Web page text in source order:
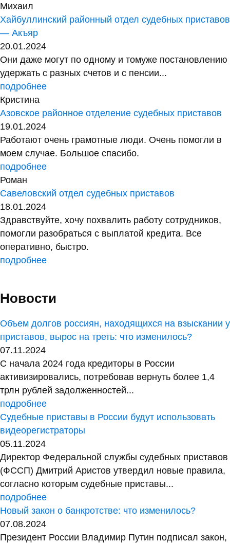
Михаил
Хайбуллинский районный отдел судебных приставов
— Акъяр
20.01.2024
Они даже могут по одному и томуже постановлению
удержать с разных счетов и с пенсии...
подробнее
Кристина
Азовское районное отделение судебных приставов
19.01.2024
Работают очень грамотные люди. Очень помогли в
моем случае. Большое спасибо.
подробнее
Роман
Савеловский отдел судебных приставов
18.01.2024
Здравствуйте, хочу похвалить работу сотрудников,
помогли разобраться с выплатой кредита. Все
оперативно, быстро.
подробнее
Новости
Объем долгов россиян, находящихся на взыскании у
приставов, вырос на треть: что изменилось?
07.11.2024
С начала 2024 года кредиторы в России
активизировались, потребовав вернуть более 1,4
трлн рублей задолженностей...
подробнее
Судебные приставы в России будут использовать
видеорегистраторы
05.11.2024
Директор Федеральной службы судебных приставов
(ФССП) Дмитрий Аристов утвердил новые правила,
согласно которым судебные приставы...
подробнее
Новый закон о банкротстве: что изменилось?
07.08.2024
Президент России Владимир Путин подписал закон,